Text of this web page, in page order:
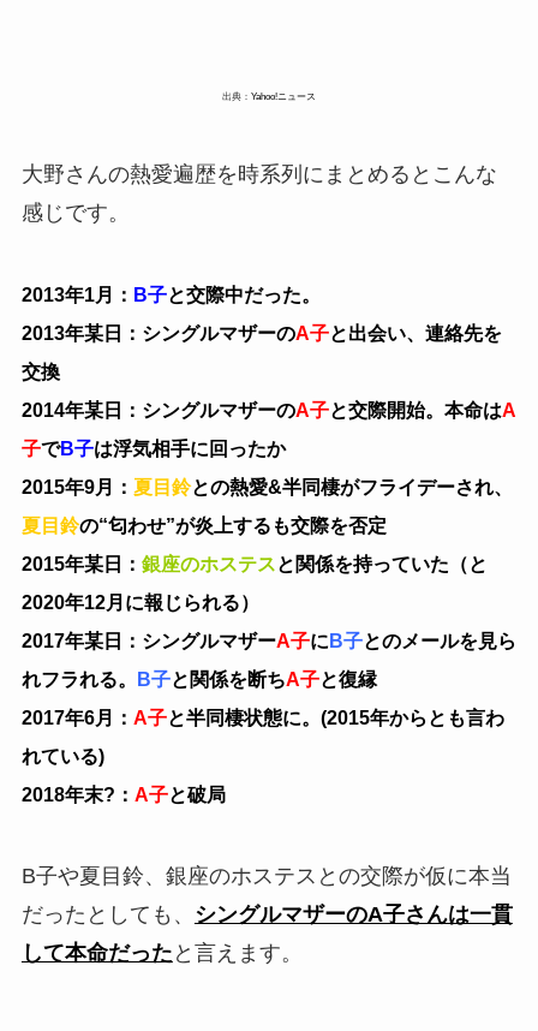
出典： Yahoo!ニュース
大野さんの熱愛遍歴を時系列にまとめるとこんな
感じです。
2013年1月： B子と交際中だった。
2013年某日：シングルマザーのA子と出会い、連絡先を
交換
2014年某日：シングルマザーのA子と交際開始。本命はA
子でB子は浮気相手に回ったか
2015年9月： 夏目鈴との熱愛&半同棲がフライデーされ、
夏目鈴の“匂わせ”が炎上するも交際を否定
2015年某日： 銀座のホステスと関係を持っていた（と
2020年12月に報じられる）
2017年某日：シングルマザーA子に B子とのメールを見ら
れフラれる。
B子と関係を断ちA子と復縁
2017年6月： A子と半同棲状態に。(2015年からとも言わ
れている)
2018年末?： A子と破局
B子や夏目鈴、銀座のホステスとの交際が仮に本当
だったとしても、 シングルマザーのA子さんは一貫
して本命だった と言えます。